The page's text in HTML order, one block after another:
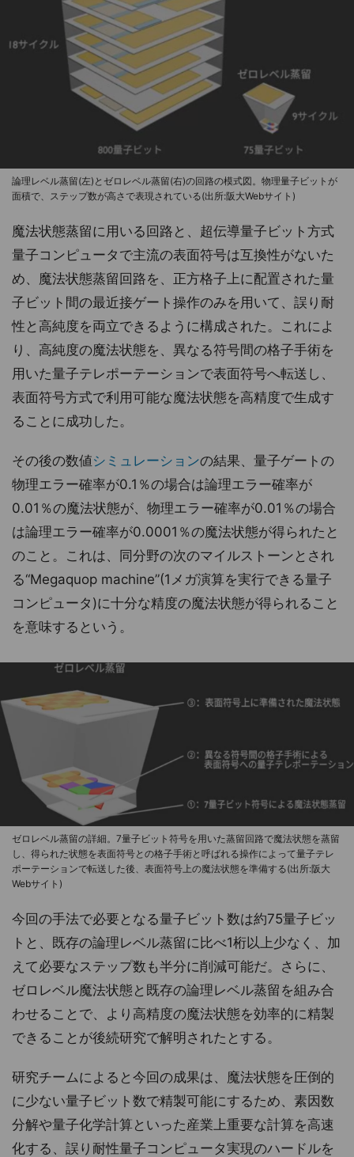
論理レベル蒸留(左)とゼロレベル蒸留(右)の回路の模式図。物理量子ビットが
面積で、ステップ数が高さで表現されている(出所:阪大Webサイト)
魔法状態蒸留に用いる回路と、超伝導量子ビット方式
量子コンピュータで主流の表面符号は互換性がないた
め、魔法状態蒸留回路を、正方格子上に配置された量
子ビット間の最近接ゲート操作のみを用いて、誤り耐
性と高純度を両立できるように構成された。これによ
り、高純度の魔法状態を、異なる符号間の格子手術を
用いた量子テレポーテーションで表面符号へ転送し、
表面符号方式で利用可能な魔法状態を高精度で生成す
ることに成功した。
その後の数値シミュレーションの結果、量子ゲートの
物理エラー確率が0.1％の場合は論理エラー確率が
0.01％の魔法状態が、物理エラー確率が0.01％の場合
は論理エラー確率が0.0001％の魔法状態が得られたと
のこと。これは、同分野の次のマイルストーンとされ
る“Megaquop machine”(1メガ演算を実行できる量子
コンピュータ)に十分な精度の魔法状態が得られること
を意味するという。
ゼロレベル蒸留の詳細。7量子ビット符号を用いた蒸留回路で魔法状態を蒸留
し、得られた状態を表面符号との格子手術と呼ばれる操作によって量子テレ
ポーテーションで転送した後、表面符号上の魔法状態を準備する(出所:阪大
Webサイト)
今回の手法で必要となる量子ビット数は約75量子ビッ
トと、既存の論理レベル蒸留に比べ1桁以上少なく、加
えて必要なステップ数も半分に削減可能だ。さらに、
ゼロレベル魔法状態と既存の論理レベル蒸留を組み合
わせることで、より高精度の魔法状態を効率的に精製
できることが後続研究で解明されたとする。
研究チームによると今回の成果は、魔法状態を圧倒的
に少ない量子ビット数で精製可能にするため、素因数
分解や量子化学計算といった産業上重要な計算を高速
化する、誤り耐性量子コンピュータ実現のハードルを